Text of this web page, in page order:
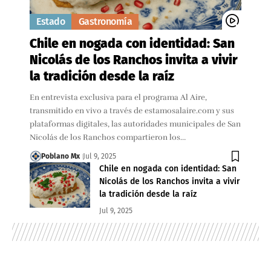
Estado Gastronomía
Chile en nogada con identidad: San
Nicolás de los Ranchos invita a vivir
la tradición desde la raíz
En entrevista exclusiva para el programa Al Aire,
transmitido en vivo a través de estamosalaire.com y sus
plataformas digitales, las autoridades municipales de San
Nicolás de los Ranchos compartieron los…
Poblano Mx Jul 9, 2025
Chile en nogada con identidad: San
Nicolás de los Ranchos invita a vivir
la tradición desde la raíz
Jul 9, 2025